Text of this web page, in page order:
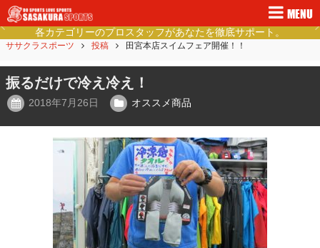
MENU
徳島県民の健康的なライフスタイルをご提案。
Previous
ササクラスポーツ 投稿 田宮本店スイムフェア開催！！
振るだけで冷え冷え！
2018年7月26日 オススメ商品